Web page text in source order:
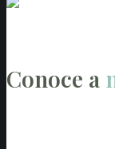
Conoce a